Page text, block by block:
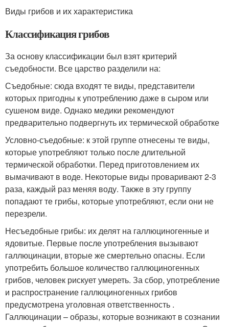
Виды грибов и их характеристика
Классификация грибов
За основу классификации был взят критерий
съедобности. Все царство разделили на:
Съедобные: сюда входят те виды, представители
которых пригодны к употреблению даже в сыром или
сушеном виде. Однако медики рекомендуют
предварительно подвергнуть их термической обработке
Условно-съедобные: к этой группе отнесены те виды,
которые употребляют только после длительной
термической обработки. Перед приготовлением их
вымачивают в воде. Некоторые виды проваривают 2-3
раза, каждый раз меняя воду. Также в эту группу
попадают те грибы, которые употребляют, если они не
перезрели.
Несъедобные грибы: их делят на галлюциногенные и
ядовитые. Первые после употребления вызывают
галлюцинации, вторые же смертельно опасны. Если
употребить большое количество галлюциногенных
грибов, человек рискует умереть. За сбор, употребление
и распространение галлюциногенных грибов
предусмотрена уголовная ответственность .
Галлюцинации – образы, которые возникают в сознании